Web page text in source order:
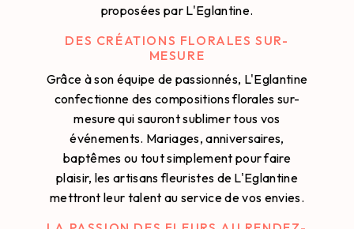
proposées par L'Eglantine.
DES CRÉATIONS FLORALES SUR-
MESURE
Grâce à son équipe de passionnés, L'Eglantine
confectionne des compositions florales sur-
mesure qui sauront sublimer tous vos
événements. Mariages, anniversaires,
baptêmes ou tout simplement pour faire
plaisir, les artisans fleuristes de L'Eglantine
mettront leur talent au service de vos envies.